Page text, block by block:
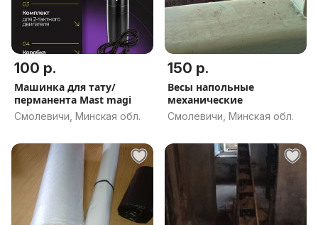
100 р.
Машинка для тату/
перманента Mast magi
Смолевичи, Минская обл.
150 р.
Весы напольные
механические
Смолевичи, Минская обл.